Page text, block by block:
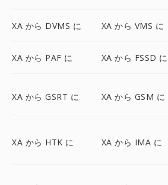
XA から DVMS に XA から VMS に
XA から PAF に XA から FSSD に
XA から GSRT に XA から GSM に
XA から HTK に XA から IMA に